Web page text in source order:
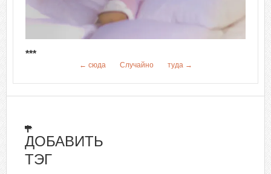
***
← сюда Случайно туда →
ДОБАВИТЬ
ТЭГ